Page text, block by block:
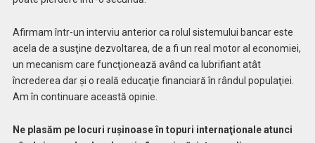
Afirmam într-un interviu anterior ca rolul sistemului bancar este
acela de a susţine dezvoltarea, de a fi un real motor al economiei,
un mecanism care funcţionează având ca lubrifiant atât
încrederea dar şi o reală educaţie financiară în rândul populaţiei.
Am în continuare această opinie.
Ne plasăm pe locuri ruşinoase în topuri internaţionale atunci